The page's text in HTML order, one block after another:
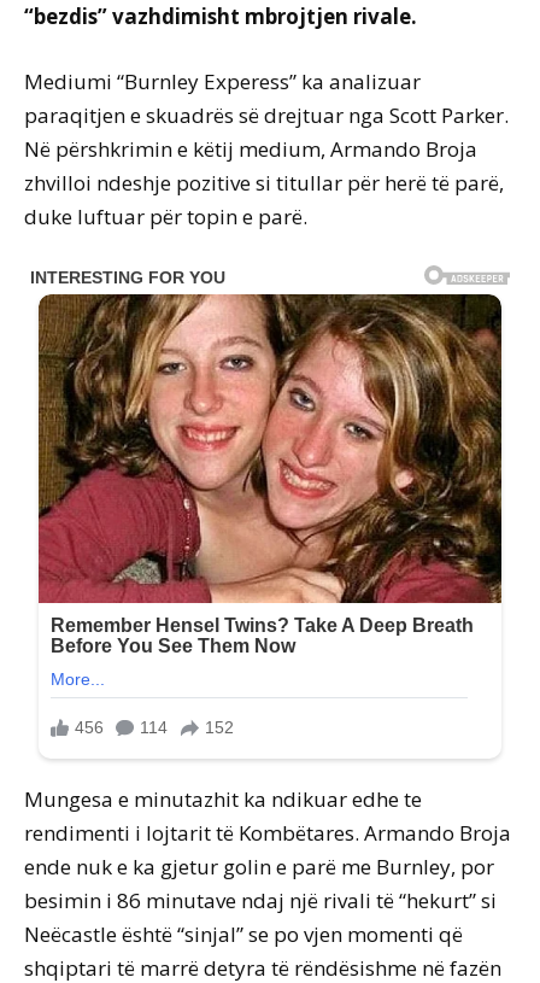
“bezdis” vazhdimisht mbrojtjen rivale.
Mediumi “Burnley Experess” ka analizuar
paraqitjen e skuadrës së drejtuar nga Scott Parker.
Në përshkrimin e këtij medium, Armando Broja
zhvilloi ndeshje pozitive si titullar për herë të parë,
duke luftuar për topin e parë.
Mungesa e minutazhit ka ndikuar edhe te
rendimenti i lojtarit të Kombëtares. Armando Broja
ende nuk e ka gjetur golin e parë me Burnley, por
besimin i 86 minutave ndaj një rivali të “hekurt” si
Neëcastle është “sinjal” se po vjen momenti që
shqiptari të marrë detyra të rëndësishme në fazën